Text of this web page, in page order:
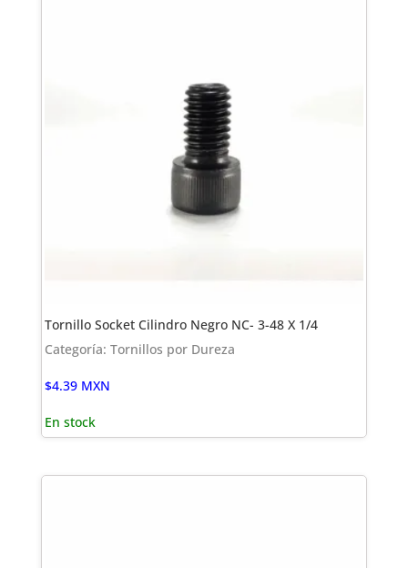
Tornillo Socket Cilindro Negro NC- 3-48 X 1/4
Categoría: Tornillos por Dureza
$4.39 MXN
En stock